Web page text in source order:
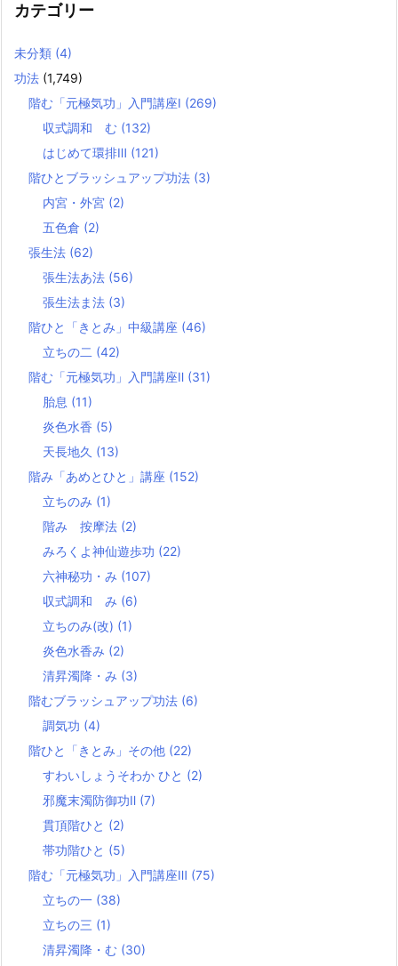
カテゴリー
未分類 (4)
功法 (1,749)
階む「元極気功」入門講座Ⅰ (269)
収式調和 む (132)
はじめて環排Ⅲ (121)
階ひとブラッシュアップ功法 (3)
内宮・外宮 (2)
五色倉 (2)
張生法 (62)
張生法あ法 (56)
張生法ま法 (3)
階ひと「きとみ」中級講座 (46)
立ちの二 (42)
階む「元極気功」入門講座Ⅱ (31)
胎息 (11)
炎色水香 (5)
天長地久 (13)
階み「あめとひと」講座 (152)
立ちのみ (1)
階み 按摩法 (2)
みろくよ神仙遊歩功 (22)
六神秘功・み (107)
収式調和 み (6)
立ちのみ(改) (1)
炎色水香み (2)
清昇濁降・み (3)
階むブラッシュアップ功法 (6)
調気功 (4)
階ひと「きとみ」その他 (22)
すわいしょうそわか ひと (2)
邪魔末濁防御功Ⅱ (7)
貫頂階ひと (2)
帯功階ひと (5)
階む「元極気功」入門講座Ⅲ (75)
立ちの一 (38)
立ちの三 (1)
清昇濁降・む (30)